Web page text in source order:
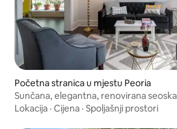
Početna stranica u mjestu Peoria
Sunčana, elegantna, renovirana
svega
Lokacija · Cijena · Spoljašnji prostori